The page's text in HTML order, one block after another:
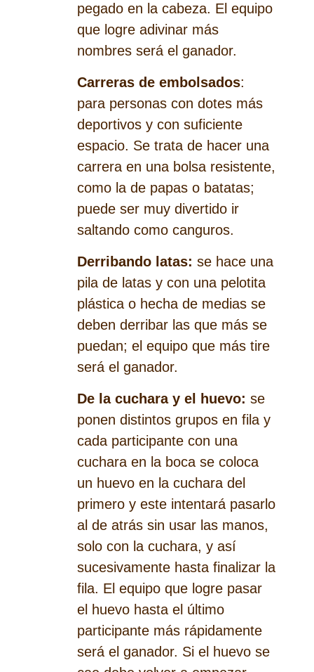
pegado en la cabeza. El equipo
que logre adivinar más
nombres será el ganador.
Carreras de embolsados:
para personas con dotes más
deportivos y con suficiente
espacio. Se trata de hacer una
carrera en una bolsa resistente,
como la de papas o batatas;
puede ser muy divertido ir
saltando como canguros.
Derribando latas: se hace una
pila de latas y con una pelotita
plástica o hecha de medias se
deben derribar las que más se
puedan; el equipo que más tire
será el ganador.
De la cuchara y el huevo: se
ponen distintos grupos en fila y
cada participante con una
cuchara en la boca se coloca
un huevo en la cuchara del
primero y este intentará pasarlo
al de atrás sin usar las manos,
solo con la cuchara, y así
sucesivamente hasta finalizar la
fila. El equipo que logre pasar
el huevo hasta el último
participante más rápidamente
será el ganador. Si el huevo se